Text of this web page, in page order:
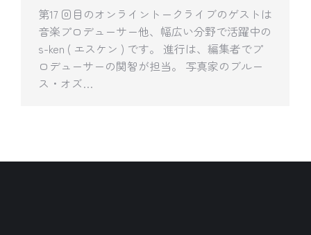
第17 回目のオンライントークライブのゲストは
音楽プロデューサー他、幅広い分野で活躍中の
s-ken ( エスケン ) です。 進行は、編集者でプ
ロデューサーの関智が担当。 写真家のブルー
ス・オズ…